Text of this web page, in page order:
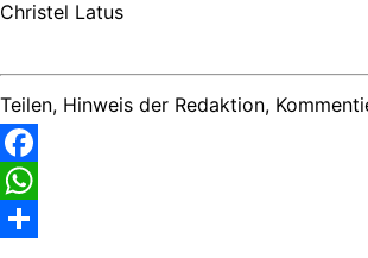
Christel Latus
Teilen, Hinweis der Redaktion,
Facebook
WhatsApp